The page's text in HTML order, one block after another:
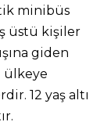
minibüs
üstü kişiler
giden
ülkeye
12 yaş altı